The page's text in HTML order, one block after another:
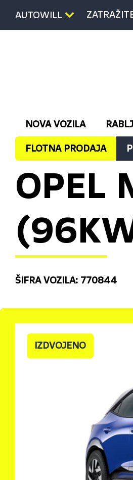
AUTOWILL
NOVA VOZILA
FLOTNA PRODAJA
OPEL
ŠIFRA VOZILA: 770844
IZDVOJENO